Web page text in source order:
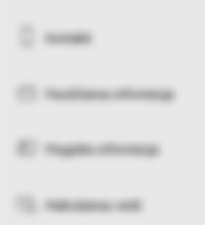
Kontakti
Pasūtīšanas informācija
Piegādes informācija
Maksāšanas veidi